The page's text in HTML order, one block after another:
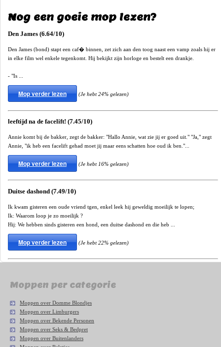
Nog een goeie mop lezen?
Den James (6.64/10)
Den James (bond) stapt een caf� binnen, zet zich aan den toog naast een vamp zoals hij er
in elke film wel enkele tegenkomt. Hij bekijkt zijn horloge en bestelt een drankje.
- "Is ...
Mop verder lezen (Je hebt 24% gelezen)
leeftijd na de facelift! (7.45/10)
Annie komt bij de bakker, zegt de bakker: "Hallo Annie, wat zie jij er goed uit." "Ja," zegt
Annie, "ik heb een facelift gehad moet jij maar eens schatten hoe oud ik ben."...
Mop verder lezen (Je hebt 16% gelezen)
Duitse dashond (7.49/10)
Ik kwam gisteren een oude vriend tgen, enkel leek hij geweldig moeilijk te lopen;
Ik: Waarom loop je zo moeilijk ?
Hij: We hebben sinds gisteren een hond, een duitse dashond en die heb ...
Mop verder lezen (Je hebt 22% gelezen)
Moppen per categorie
Moppen over Domme Blondjes
Moppen over Limburgers
Moppen over Bekende Personen
Moppen over Seks & Bedpret
Moppen over Buitenlanders